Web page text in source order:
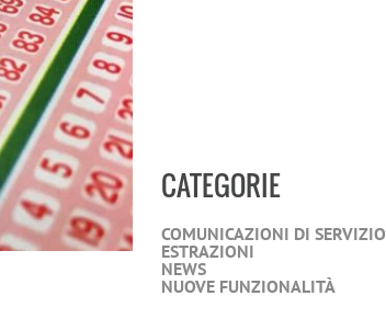
CATEGORIE
COMUNICAZIONI DI SERVIZIO
ESTRAZIONI
NEWS
NUOVE FUNZIONALITÀ